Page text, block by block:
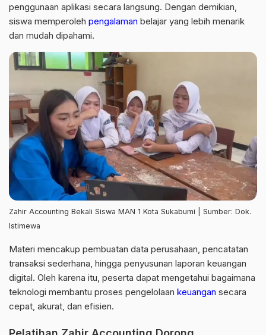
penggunaan aplikasi secara langsung. Dengan demikian,
siswa memperoleh pengalaman belajar yang lebih menarik
dan mudah dipahami.
Zahir Accounting Bekali Siswa MAN 1 Kota Sukabumi | Sumber: Dok.
Istimewa
Materi mencakup pembuatan data perusahaan, pencatatan
transaksi sederhana, hingga penyusunan laporan keuangan
digital. Oleh karena itu, peserta dapat mengetahui bagaimana
teknologi membantu proses pengelolaan keuangan secara
cepat, akurat, dan efisien.